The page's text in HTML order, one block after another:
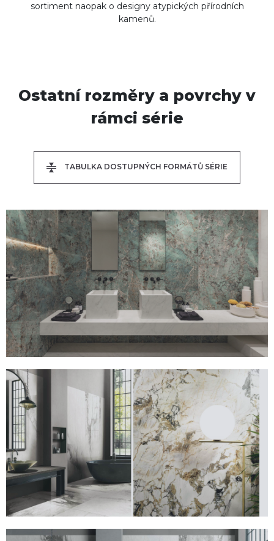
sortiment naopak o designy atypických přírodních
kamenů.
Ostatní rozměry a povrchy v
rámci série
TABULKA DOSTUPNÝCH FORMÁTŮ SÉRIE